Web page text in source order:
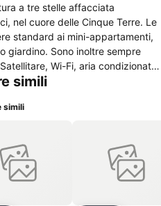
a tre stelle affacciata
cuore delle Cinque Terre. Le
standard ai mini-appartamenti,
giardino. Sono inoltre sempre
Wi-Fi, aria condizionata,
è possibile organizzare
la colazione è disponibile
è vicino inoltre a ristoranti
140 m, o al Cantiere, a 110 m.
simili
simili